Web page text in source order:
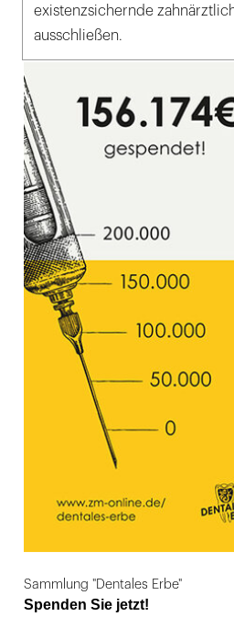
existenzsichernde
ausschließen.
Sammlung "Dentales Erbe"
Spenden Sie jetzt!